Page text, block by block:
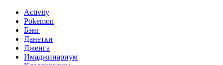
Activity
Pokemon
Бэнг
Данетки
Дженга
Имаджинариум